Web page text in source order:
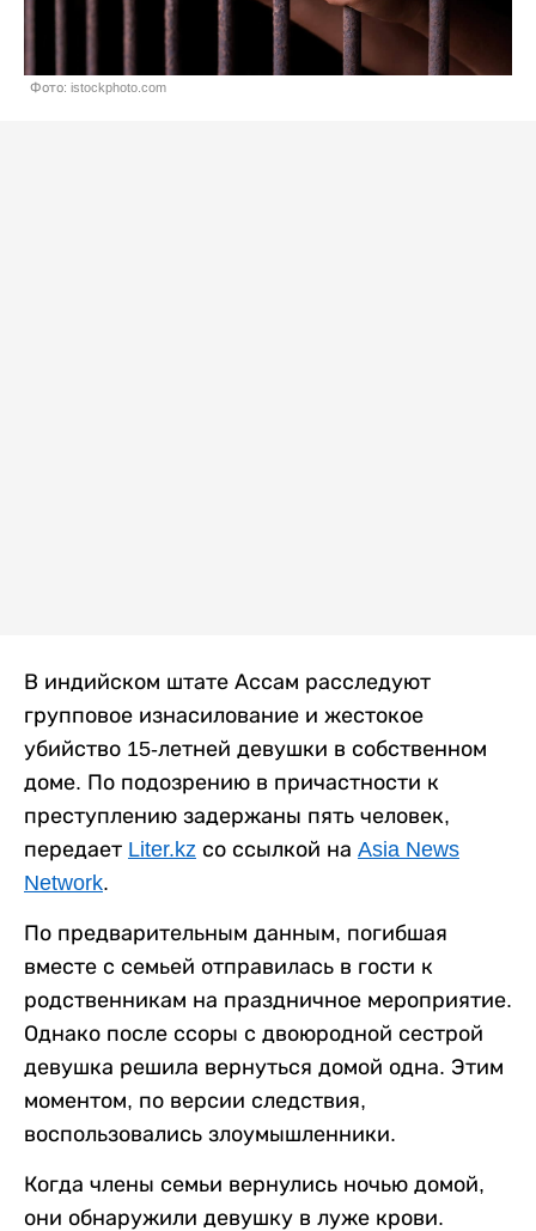
Фото: istockphoto.com
В индийском штате Ассам расследуют
групповое изнасилование и жестокое
убийство 15-летней девушки в собственном
доме. По подозрению в причастности к
преступлению задержаны пять человек,
передает Liter.kz со ссылкой на Asia News
Network.
По предварительным данным, погибшая
вместе с семьей отправилась в гости к
родственникам на праздничное мероприятие.
Однако после ссоры с двоюродной сестрой
девушка решила вернуться домой одна. Этим
моментом, по версии следствия,
воспользовались злоумышленники.
Когда члены семьи вернулись ночью домой,
они обнаружили девушку в луже крови.